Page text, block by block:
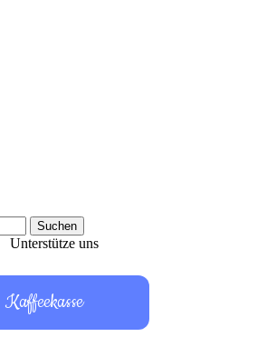
Unterstütze uns
Kaffeekasse